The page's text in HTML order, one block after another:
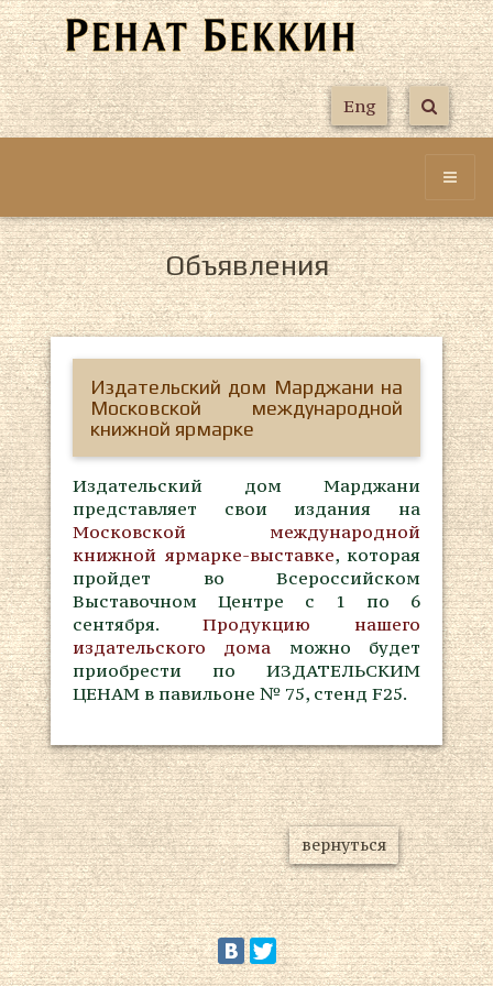
Eng
Объявления
Издательский дом Марджани на
Московской международной
книжной ярмарке
Издательский дом Марджани
представляет свои издания на
Московской международной
книжной ярмарке-выставке, которая
пройдет во Всероссийском
Выставочном Центре с 1 по 6
сентября. Продукцию нашего
издательского дома можно будет
приобрести по ИЗДАТЕЛЬСКИМ
ЦЕНАМ в павильоне № 75, стенд F25.
вернуться